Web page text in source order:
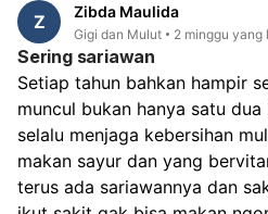
Z Zibda Maulida
Gigi dan Mulut 2 minggu yang
Sering sariawan
Setiap tahun bahkan hampir
muncul bukan hanya satu
selalu menjaga kebersihan
makan sayur dan yang
terus ada sariawannya dan